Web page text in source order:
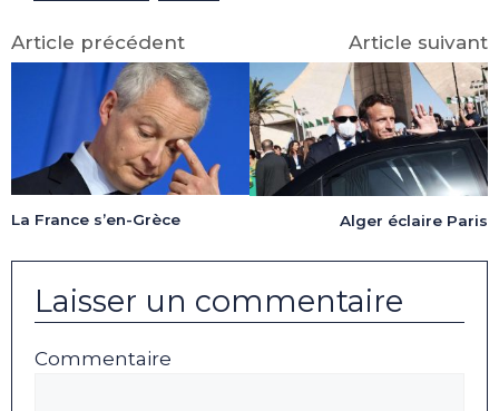
Article précédent
La France s’en-Grèce
Article suivant
Alger éclaire Paris
Laisser un commentaire
Commentaire